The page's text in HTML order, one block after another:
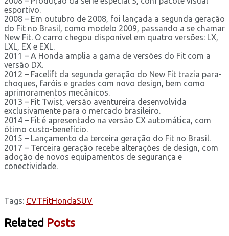
esportivo.
2008 – Em outubro de 2008, foi lançada a segunda geração
do Fit no Brasil, como modelo 2009, passando a se chamar
New Fit. O carro chegou disponível em quatro versões: LX,
LXL, EX e EXL.
2011 – A Honda amplia a gama de versões do Fit com a
versão DX.
2012 – Facelift da segunda geração do New Fit trazia para-
choques, faróis e grades com novo design, bem como
aprimoramentos mecânicos.
2013 – Fit Twist, versão aventureira desenvolvida
exclusivamente para o mercado brasileiro.
2014 – Fit é apresentado na versão CX automática, com
ótimo custo-benefício.
2015 – Lançamento da terceira geração do Fit no Brasil.
2017 – Terceira geração recebe alterações de design, com
adoção de novos equipamentos de segurança e
conectividade.
Tags: CVTFitHondaSUV
Related Posts